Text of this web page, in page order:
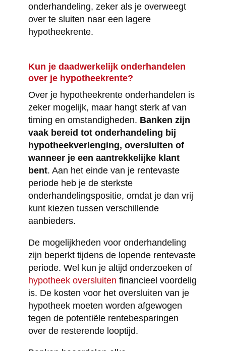
onderhandeling, zeker als je overweegt
over te sluiten naar een lagere
hypotheekrente.
Kun je daadwerkelijk onderhandelen
over je hypotheekrente?
Over je hypotheekrente onderhandelen is
zeker mogelijk, maar hangt sterk af van
timing en omstandigheden. Banken zijn
vaak bereid tot onderhandeling bij
hypotheekverlenging, oversluiten of
wanneer je een aantrekkelijke klant
bent. Aan het einde van je rentevaste
periode heb je de sterkste
onderhandelingspositie, omdat je dan vrij
kunt kiezen tussen verschillende
aanbieders.
De mogelijkheden voor onderhandeling
zijn beperkt tijdens de lopende rentevaste
periode. Wel kun je altijd onderzoeken of
hypotheek oversluiten financieel voordelig
is. De kosten voor het oversluiten van je
hypotheek moeten worden afgewogen
tegen de potentiële rentebesparingen
over de resterende looptijd.